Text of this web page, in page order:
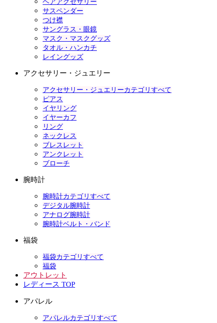
ヘアアクセサリー
サスペンダー
つけ襟
サングラス・眼鏡
マスク・マスクグッズ
タオル・ハンカチ
レイングッズ
アクセサリー・ジュエリー
アクセサリー・ジュエリーカテゴリすべて
ピアス
イヤリング
イヤーカフ
リング
ネックレス
ブレスレット
アンクレット
ブローチ
腕時計
腕時計カテゴリすべて
デジタル腕時計
アナログ腕時計
腕時計ベルト・バンド
福袋
福袋カテゴリすべて
福袋
アウトレット
レディース TOP
アパレル
アパレルカテゴリすべて